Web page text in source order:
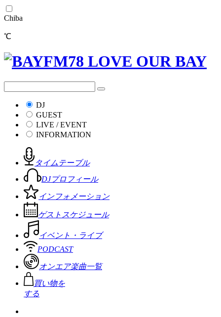
Chiba
℃
DJ
GUEST
LIVE / EVENT
INFORMATION
タイムテーブル
DJプロフィール
インフォメーション
ゲストスケジュール
イベント・ライブ
PODCAST
オンエア楽曲一覧
買い物を
する